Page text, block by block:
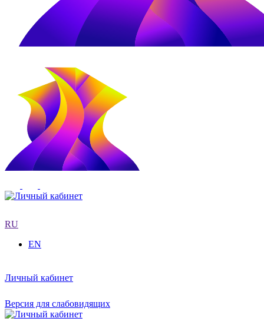
RU
EN
Личный кабинет
Версия для слабовидящих